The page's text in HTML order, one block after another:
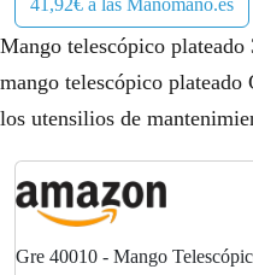
41,92€ a las Manomano.es
Mango telescópico
mango telescópico plateado
los utensilios de
Gre 40010 - Mango